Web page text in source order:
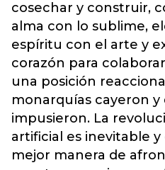
cosechar y construir,
alma con lo sublime,
espíritu con el arte y
corazón para
una posición
monarquías cayeron y
impusieron. La
artificial es inevitable
mejor manera de